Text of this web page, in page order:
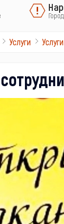
Услуги